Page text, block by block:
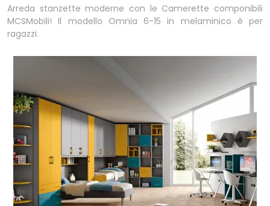
Arreda stanzette moderne con le Camerette componibili
MCSMobili! Il modello Omnia 6-15 in melaminico è per
ragazzi.